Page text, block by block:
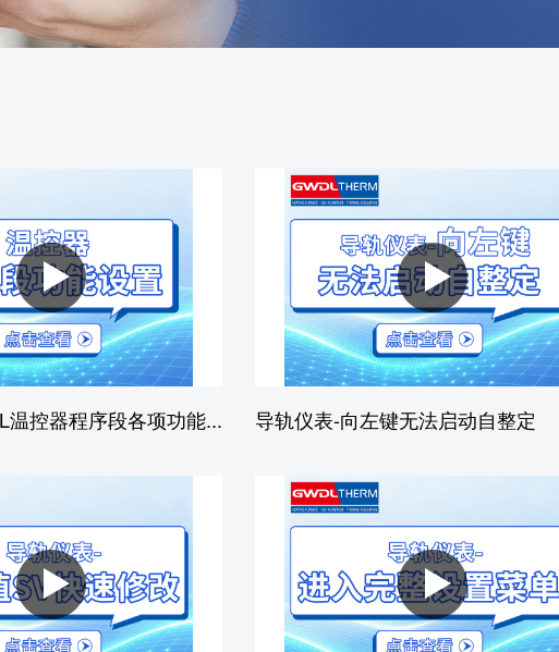
售后体系
品质证书
发货场景
温控器程序段各项功能... 导轨仪表-向左键无法启动自整定